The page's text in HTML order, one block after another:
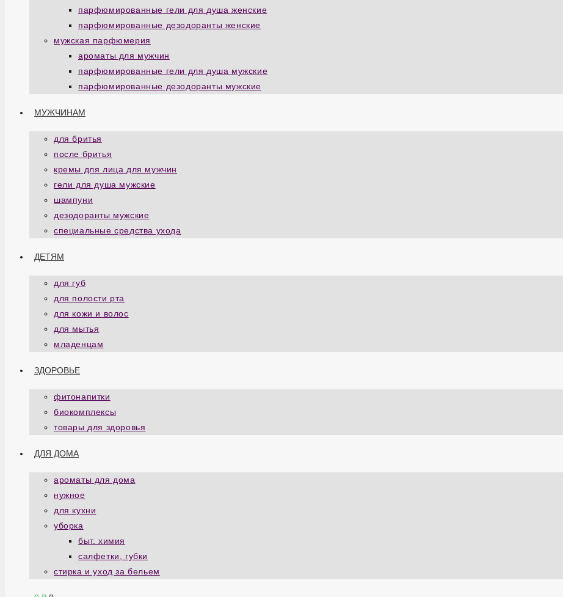
парфюмированные гели для душа женские
парфюмированные дезодоранты женские
мужская парфюмерия
ароматы для мужчин
парфюмированные гели для душа мужские
парфюмированные дезодоранты мужские
МУЖЧИНАМ
для бритья
после бритья
кремы для лица для мужчин
гели для душа мужские
шампуни
дезодоранты мужские
специальные средства ухода
ДЕТЯМ
для губ
для полости рта
для кожи и волос
для мытья
младенцам
ЗДОРОВЬЕ
фитонапитки
биокомплексы
товары для здоровья
ДЛЯ ДОМА
ароматы для дома
нужное
для кухни
уборка
быт. химия
салфетки, губки
стирка и уход за бельем